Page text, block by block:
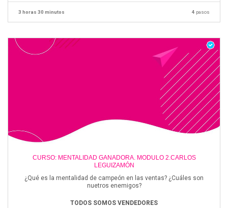
3 horas 30 minutos 4 pasos
CURSO: MENTALIDAD GANADORA. MODULO 2.CARLOS
LEGUIZAMÓN
¿Qué es la mentalidad de campeón en las ventas? ¿Cuáles son
nuetros enemigos?
TODOS SOMOS VENDEDORES